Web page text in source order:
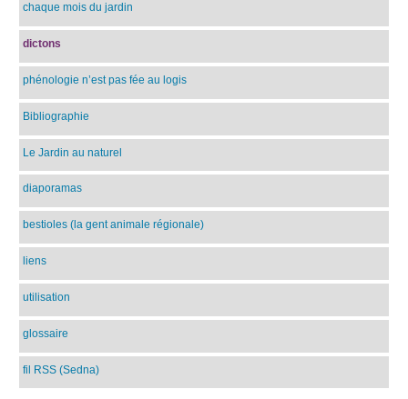
chaque mois du jardin
dictons
phénologie n’est pas fée au logis
Bibliographie
Le Jardin au naturel
diaporamas
bestioles (la gent animale régionale)
liens
utilisation
glossaire
fil RSS (Sedna)